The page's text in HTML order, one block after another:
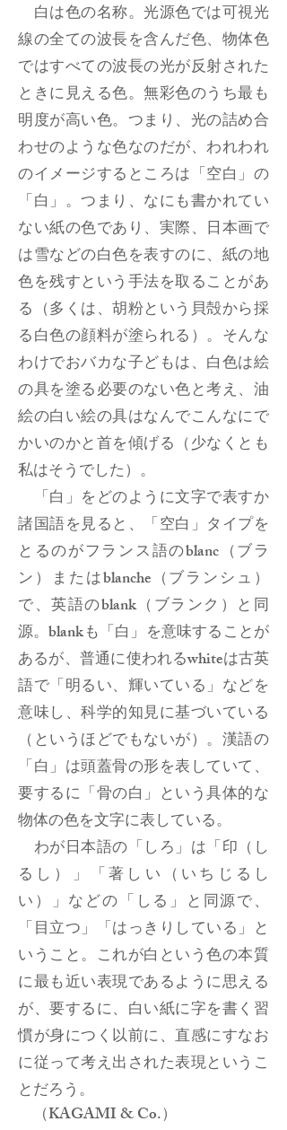
白は色の名称。光源色では可視光
線の全ての波長を含んだ色、物体色
ではすべての波長の光が反射された
ときに見える色。無彩色のうち最も
明度が高い色。つまり、光の詰め合
わせのような色なのだが、われわれ
のイメージするところは「空白」の
「白」。つまり、なにも書かれてい
ない紙の色であり、実際、日本画で
は雪などの白色を表すのに、紙の地
色を残すという手法を取ることがあ
る（多くは、胡粉という貝殻から採
る白色の顔料が塗られる）。そんな
わけでおバカな子どもは、白色は絵
の具を塗る必要のない色と考え、油
絵の白い絵の具はなんでこんなにで
かいのかと首を傾げる（少なくとも
私はそうでした）。
「白」をどのように文字で表すか
諸国語を見ると、「空白」タイプを
とるのがフランス語のblanc（ブラ
ン）またはblanche（ブランシュ）
で、英語のblank（ブランク）と同
源。blankも「白」を意味することが
あるが、普通に使われるwhiteは古英
語で「明るい、輝いている」などを
意味し、科学的知見に基づいている
（というほどでもないが）。漢語の
「白」は頭蓋骨の形を表していて、
要するに「骨の白」という具体的な
物体の色を文字に表している。
わが日本語の「しろ」は「印（し
るし）」「著しい（いちじるし
い）」などの「しる」と同源で、
「目立つ」「はっきりしている」と
いうこと。これが白という色の本質
に最も近い表現であるように思える
が、要するに、白い紙に字を書く習
慣が身につく以前に、直感にすなお
に従って考え出された表現というこ
とだろう。
（KAGAMI & Co.）